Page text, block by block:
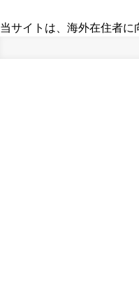
当サイトは、海外在住者に